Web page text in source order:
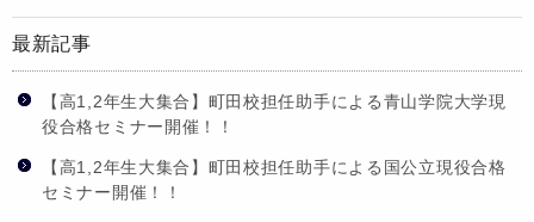
最新記事
【高1,2年生大集合】町田校担任助手による青山学院大学現
役合格セミナー開催！！
【高1,2年生大集合】町田校担任助手による国公立現役合格
セミナー開催！！